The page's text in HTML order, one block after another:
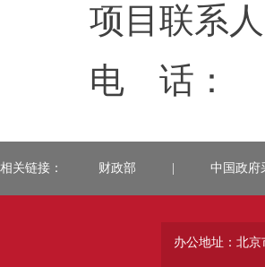
项目联系
电 话：
相关链接： 财政部 中国政府
办公地址：北